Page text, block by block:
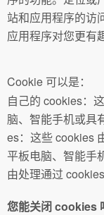
站和应用程序的访
应用程序对您更有
Cookie 可以是：
自己的 cookies：
脑、智能手机或具
es：这些 cookies
平板电脑、智能手
由处理通过
您能关闭 cookies